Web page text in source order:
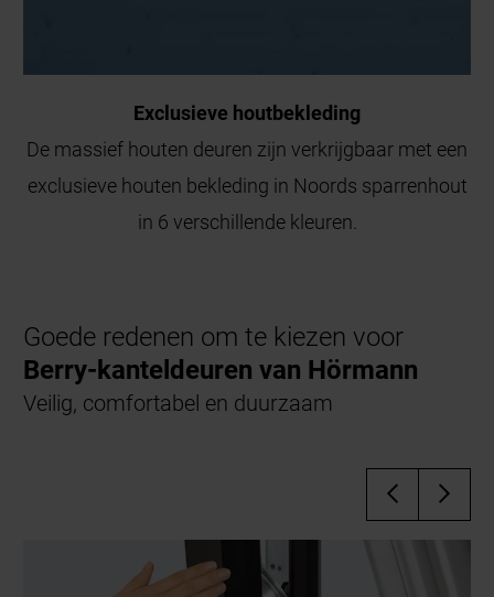
Exclusieve houtbekleding
De massief houten deuren zijn verkrijgbaar met een
exclusieve houten bekleding in Noords sparrenhout
in 6 verschillende kleuren.
Goede redenen om te kiezen voor
Berry-kanteldeuren van Hörmann
Veilig, comfortabel en duurzaam